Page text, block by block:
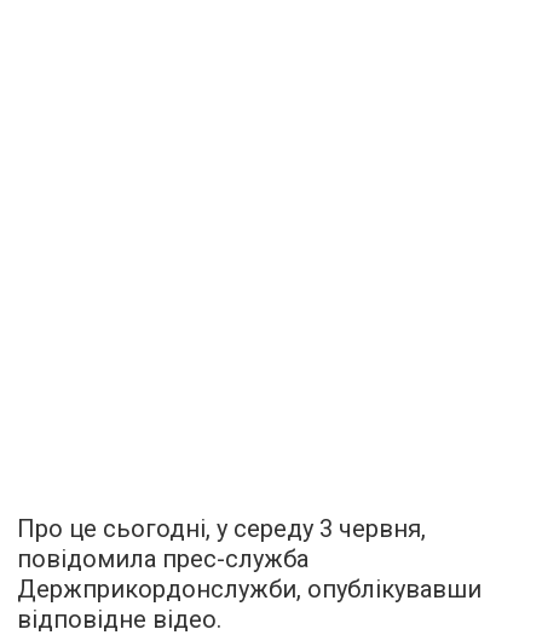
Про це сьогодні, у середу 3 червня,
повідомила прес-служба
Держприкордонслужби, опублікувавши
відповідне відео.